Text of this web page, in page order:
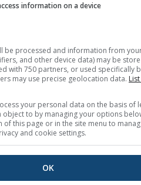
information on a device
be processed and information from
and other device data) may be
with 750 partners, or used specifically
may use precise geolocation data.
your personal data on the basis of
object to by managing your options
this page or in the site menu to
and cookie settings.
OK